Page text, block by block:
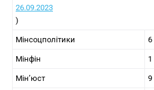
26.09.2023
)
Мінсоцполітики 6
Мінфін 1
Мін’юст 9